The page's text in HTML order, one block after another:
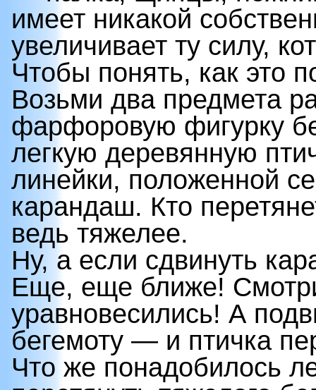
имеет никакой
увеличивает ту силу,
Чтобы понять, как это
Возьми два предмета
фарфоровую фигурку
легкую деревянную
линейки, положенной
карандаш. Кто
ведь тяжелее.
Ну, а если сдвинуть
Еще, еще ближе!
уравновесились! А
бегемоту — и птичка
Что же понадобилось